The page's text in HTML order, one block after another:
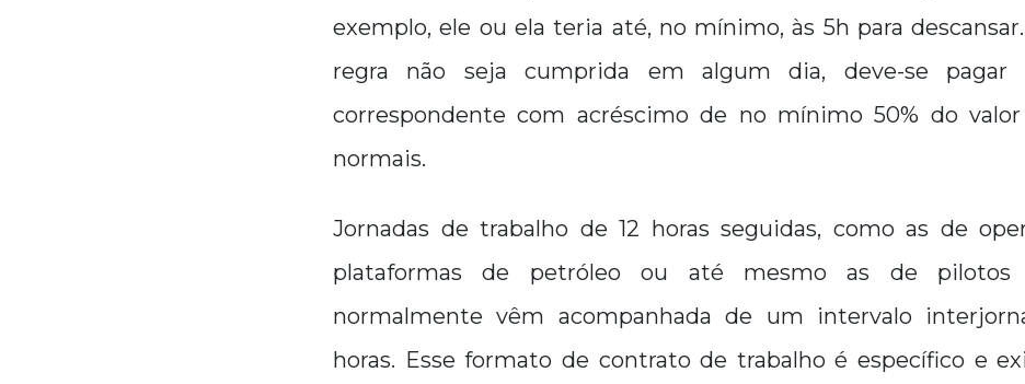
exemplo, ele ou ela teria até, no mínimo, às 5h para descansar.
regra não seja cumprida em algum dia, deve-se pagar
correspondente com acréscimo de no mínimo 50% do valor
normais.
Jornadas de trabalho de 12 horas seguidas, como as de
plataformas de petróleo ou até mesmo as de pilotos
normalmente vêm acompanhada de um intervalo
horas. Esse formato de contrato de trabalho é específico e